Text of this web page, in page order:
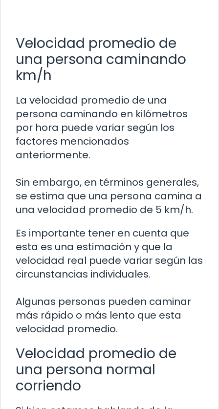
Velocidad promedio de
una persona caminando
km/h
La velocidad promedio de una
persona caminando en kilómetros
por hora puede variar según los
factores mencionados
anteriormente.
Sin embargo, en términos generales,
se estima que una persona camina a
una velocidad promedio de 5 km/h.
Es importante tener en cuenta que
esta es una estimación y que la
velocidad real puede variar según las
circunstancias individuales.
Algunas personas pueden caminar
más rápido o más lento que esta
velocidad promedio.
Velocidad promedio de
una persona normal
corriendo